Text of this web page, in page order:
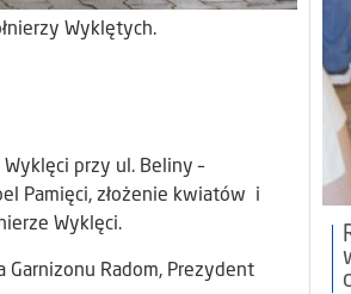
Wyklętych.
przy ul. Beliny –
Pamięci, złożenie kwiatów i
Wyklęci.
Radom, Prezydent